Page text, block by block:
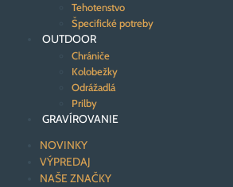
Tehotenstvo
Špecifické potreby
OUTDOOR
Chrániče
Kolobežky
Odrážadlá
Prilby
GRAVÍROVANIE
NOVINKY
VÝPREDAJ
NAŠE ZNAČKY